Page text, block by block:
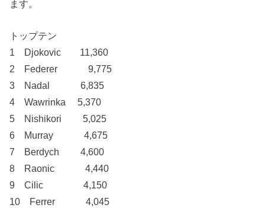
ます。
トップテン
1 Djokovic 11,360
2 Federer 9,775
3 Nadal 6,835
4 Wawrinka 5,370
5 Nishikori 5,025
6 Murray 4,675
7 Berdych 4,600
8 Raonic 4,440
9 Cilic 4,150
10 Ferrer 4,045